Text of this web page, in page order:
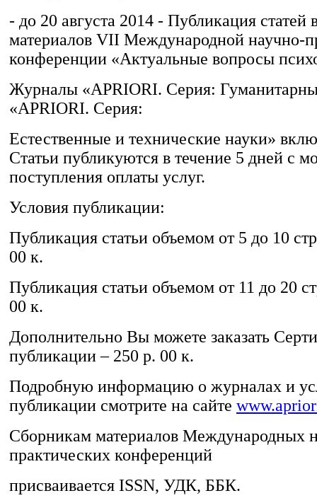
- до 20 августа 2014 - Публикация статей
материалов VII Международной научно-
конференции «Актуальные вопросы
Журналы «APRIORI. Серия:
«APRIORI. Серия:
Естественные и технические науки»
Статьи публикуются в течение 5 дней с
поступления оплаты услуг.
Условия публикации:
Публикация статьи объемом от 5 до 10
00 к.
Публикация статьи объемом от 11 до 20
00 к.
Дополнительно Вы можете заказать
публикации – 250 р. 00 к.
Подробную информацию о журналах и
публикации смотрите на сайте
Сборникам материалов Международных
практических конференций
присваивается ISSN, УДК, ББК.